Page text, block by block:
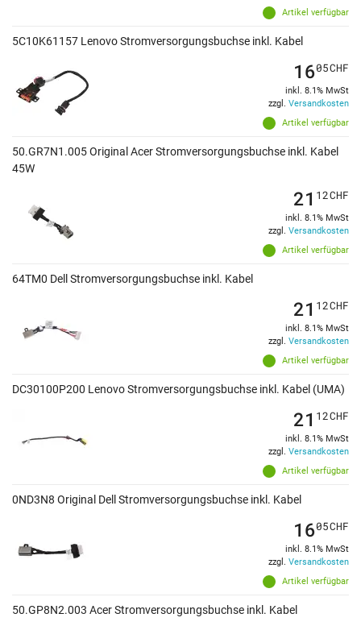
Artikel verfügbar
5C10K61157 Lenovo Stromversorgungsbuchse inkl. Kabel
Artikel verfügbar
1605CHF
inkl. 8.1% MwSt
zzgl. Versandkosten
50.GR7N1.005 Original Acer Stromversorgungsbuchse inkl. Kabel
45W
Artikel verfügbar
21 12CHF
inkl. 8.1% MwSt
zzgl. Versandkosten
64TM0 Dell Stromversorgungsbuchse inkl. Kabel
Artikel verfügbar
21 12CHF
inkl. 8.1% MwSt
zzgl. Versandkosten
DC30100P200 Lenovo Stromversorgungsbuchse inkl. Kabel (UMA)
Artikel verfügbar
21 12CHF
inkl. 8.1% MwSt
zzgl. Versandkosten
0ND3N8 Original Dell Stromversorgungsbuchse inkl. Kabel
Artikel verfügbar
1605CHF
inkl. 8.1% MwSt
zzgl. Versandkosten
50.GP8N2.003 Acer Stromversorgungsbuchse inkl. Kabel